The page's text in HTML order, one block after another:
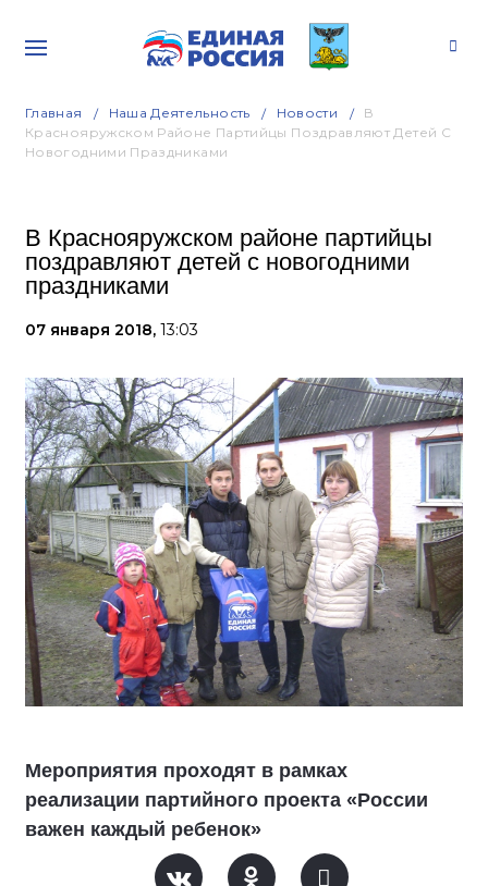
Главная Наша Деятельность Новости
В
Краснояружском Районе Партийцы Поздравляют Детей С
Новогодними Праздниками
В Краснояружском районе партийцы
поздравляют детей с новогодними
праздниками
07 января 2018, 13:03
Мероприятия проходят в рамках
реализации партийного проекта «России
важен каждый ребенок»